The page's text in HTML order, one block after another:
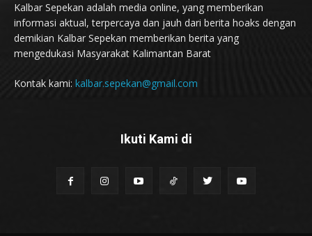
Kalbar Sepekan adalah media online, yang memberikan
informasi aktual, terpercaya dan jauh dari berita hoaks dengan
demikian Kalbar Sepekan memberikan berita yang
mengedukasi Masyarakat Kalimantan Barat
Kontak kami: kalbar.sepekan@gmail.com
Ikuti Kami di